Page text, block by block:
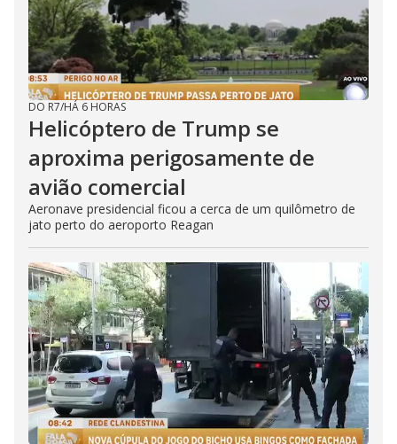
DO R7/HÁ 6 HORAS
Helicóptero de Trump se
aproxima perigosamente de
avião comercial
Aeronave presidencial ficou a cerca de um quilômetro de
jato perto do aeroporto Reagan